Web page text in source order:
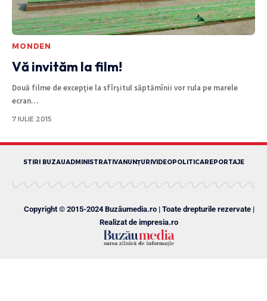
MONDEN
Vă invităm la film!
Două filme de excepţie la sfîrşitul săptămînii vor rula pe marele
ecran…
7 IULIE 2015
STIRI BUZAUADMINISTRATIVANUNȚURIVIDEOPOLITICAREPORTAJE
Copyright © 2015-2024 Buzăumedia.ro | Toate drepturile rezervate |
Realizat de impresia.ro